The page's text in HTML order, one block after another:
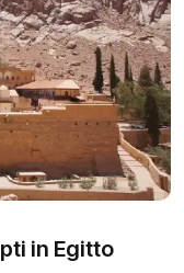
in Egitto